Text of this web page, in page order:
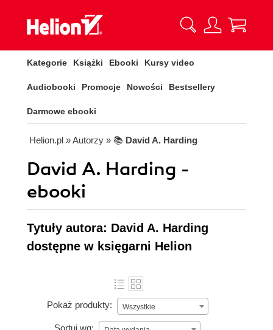
Kategorie Książki Ebooki Kursy video
Audiobooki Promocje Nowości Bestsellery
Darmowe ebooki
Helion.pl » Autorzy » 📚 David A. Harding
David A. Harding -
ebooki
Tytuły autora: David A. Harding
dostępne w księgarni Helion
Pokaż produkty: Wszystkie